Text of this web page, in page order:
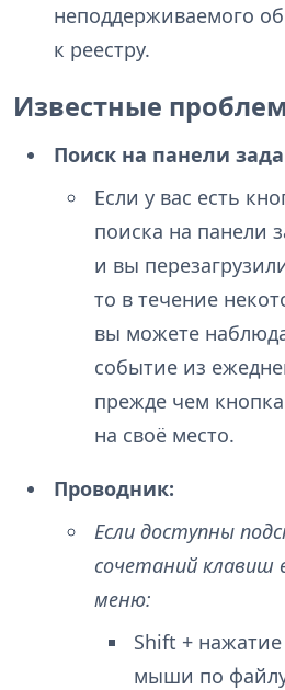
неподдерживаемого
к реестру.
Известные
Поиск на панели
Если у вас есть
поиска на панели
и вы
то в течение
вы можете
событие из
прежде чем
на своё место.
Проводник:
Если доступны
сочетаний клавиш
меню:
Shift +
мыши по